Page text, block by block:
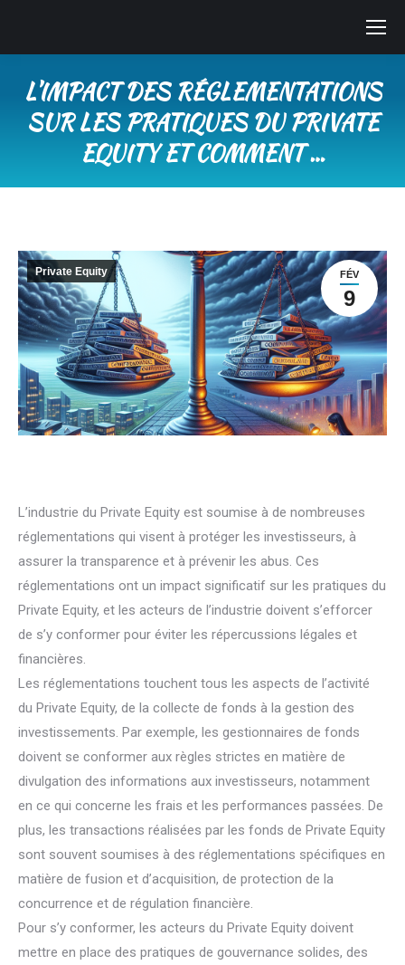
L’IMPACT DES RÉGLEMENTATIONS
SUR LES PRATIQUES DU PRIVATE
EQUITY ET COMMENT …
FÉV
9
Private Equity
L’industrie du Private Equity est soumise à de nombreuses
réglementations qui visent à protéger les investisseurs, à
assurer la transparence et à prévenir les abus. Ces
réglementations ont un impact significatif sur les pratiques du
Private Equity, et les acteurs de l’industrie doivent s’efforcer
de s’y conformer pour éviter les répercussions légales et
financières.
Les réglementations touchent tous les aspects de l’activité
du Private Equity, de la collecte de fonds à la gestion des
investissements. Par exemple, les gestionnaires de fonds
doivent se conformer aux règles strictes en matière de
divulgation des informations aux investisseurs, notamment
en ce qui concerne les frais et les performances passées. De
plus, les transactions réalisées par les fonds de Private Equity
sont souvent soumises à des réglementations spécifiques en
matière de fusion et d’acquisition, de protection de la
concurrence et de régulation financière.
Pour s’y conformer, les acteurs du Private Equity doivent
mettre en place des pratiques de gouvernance solides, des